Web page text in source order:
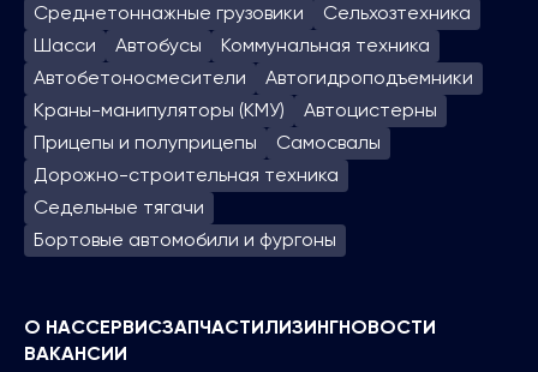
Среднетоннажные грузовики
Сельхозтехника
Шасси
Автобусы
Коммунальная техника
Автобетоносмесители
Автогидроподъем­ники
Краны-манипуляторы (КМУ)
Автоцистерны
Прицепы и полуприцепы
Самосвалы
Дорожно-строительная техника
Седельные тягачи
Бортовые автомобили и фургоны
О НАССЕРВИСЗАПЧАСТИ ЛИЗИНГНОВОСТИ
ВАКАНСИИ